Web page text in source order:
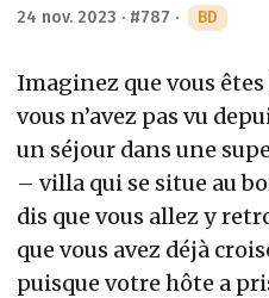
24 nov. 2023 · #787 · BD
Imaginez que vous
vous n’avez pas vu
un séjour dans une
– villa qui se situe au
dis que vous allez y
que vous avez déjà
puisque votre hôte a